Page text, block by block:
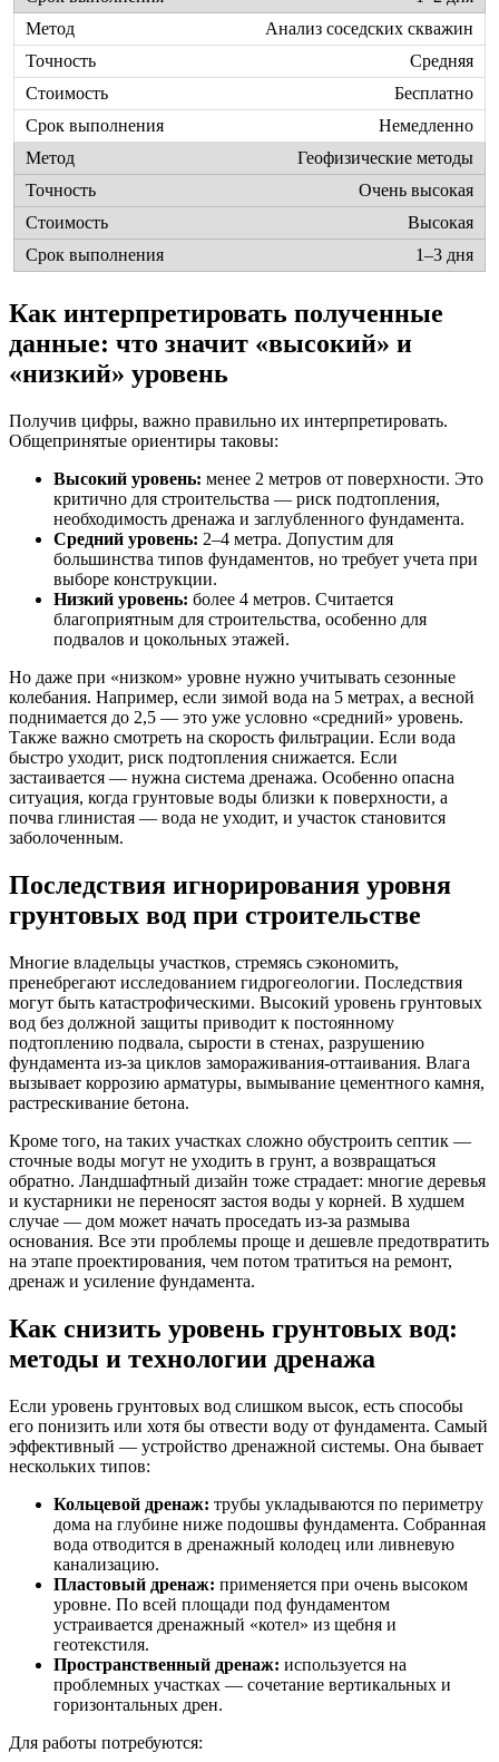
Анализ соседских скважин
Средняя
Бесплатно
Немедленно
Геофизические методы
Очень высокая
Высокая
1–3 дня
Как интерпретировать полученные
данные: что значит «высокий» и
«низкий» уровень
Получив цифры, важно правильно их интерпретировать.
Общепринятые ориентиры таковы:
Высокий уровень: менее 2 метров от поверхности. Это
критично для строительства — риск подтопления,
необходимость дренажа и заглубленного фундамента.
Средний уровень: 2–4 метра. Допустим для
большинства типов фундаментов, но требует учета при
выборе конструкции.
Низкий уровень: более 4 метров. Считается
благоприятным для строительства, особенно для
подвалов и цокольных этажей.
Но даже при «низком» уровне нужно учитывать сезонные
колебания. Например, если зимой вода на 5 метрах, а весной
поднимается до 2,5 — это уже условно «средний» уровень.
Также важно смотреть на скорость фильтрации. Если вода
быстро уходит, риск подтопления снижается. Если
застаивается — нужна система дренажа. Особенно опасна
ситуация, когда грунтовые воды близки к поверхности, а
почва глинистая — вода не уходит, и участок становится
заболоченным.
Последствия игнорирования уровня
грунтовых вод при строительстве
Многие владельцы участков, стремясь сэкономить,
пренебрегают исследованием гидрогеологии. Последствия
могут быть катастрофическими. Высокий уровень грунтовых
вод без должной защиты приводит к постоянному
подтоплению подвала, сырости в стенах, разрушению
фундамента из-за циклов замораживания-оттаивания. Влага
вызывает коррозию арматуры, вымывание цементного камня,
растрескивание бетона.
Кроме того, на таких участках сложно обустроить септик —
сточные воды могут не уходить в грунт, а возвращаться
обратно. Ландшафтный дизайн тоже страдает: многие деревья
и кустарники не переносят застоя воды у корней. В худшем
случае — дом может начать проседать из-за размыва
основания. Все эти проблемы проще и дешевле предотвратить
на этапе проектирования, чем потом тратиться на ремонт,
дренаж и усиление фундамента.
Как снизить уровень грунтовых вод:
методы и технологии дренажа
Если уровень грунтовых вод слишком высок, есть способы
его понизить или хотя бы отвести воду от фундамента. Самый
эффективный — устройство дренажной системы. Она бывает
нескольких типов:
Кольцевой дренаж: трубы укладываются по периметру
дома на глубине ниже подошвы фундамента. Собранная
вода отводится в дренажный колодец или ливневую
канализацию.
Пластовый дренаж: применяется при очень высоком
уровне. По всей площади под фундаментом
устраивается дренажный «котел» из щебня и
геотекстиля.
Пространственный дренаж: используется на
проблемных участках — сочетание вертикальных и
горизонтальных дрен.
Для работы потребуются: